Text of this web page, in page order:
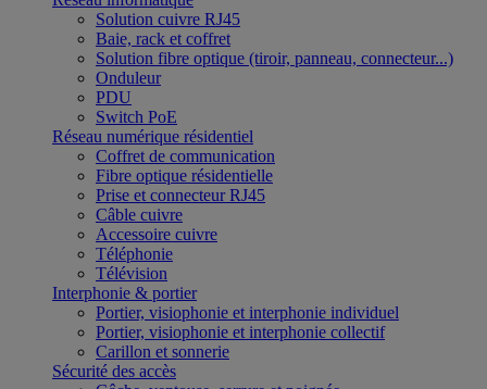
Solution cuivre RJ45
Baie, rack et coffret
Solution fibre optique (tiroir, panneau, connecteur...)
Onduleur
PDU
Switch PoE
Réseau numérique résidentiel
Coffret de communication
Fibre optique résidentielle
Prise et connecteur RJ45
Câble cuivre
Accessoire cuivre
Téléphonie
Télévision
Interphonie & portier
Portier, visiophonie et interphonie individuel
Portier, visiophonie et interphonie collectif
Carillon et sonnerie
Sécurité des accès